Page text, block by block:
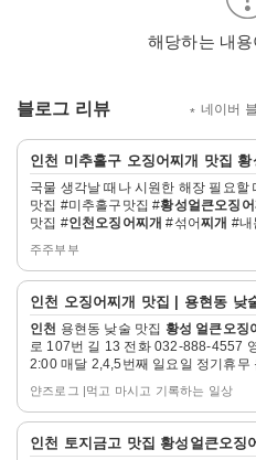
해당하는 내
블로그 리뷰 네이버
인천 미추홀구 오징어찌개 맛집 황
국물 생각날 때나 시원한 해장 필요
맛집 #미추홀구맛집 #황성얼큰오징
맛집 #인천 오징어찌개 #섞어찌개 #내
주주부부
자
인천 오징어찌개 맛집 | 용현동 낮
인천 용현동 낮술 맛집 황성 얼큰오징
로 107번 길 13 전화 032-888-4557
2:00 매달 2,4,5번째 일요일 정기휴무
얀즈로그 |먹고 마시고 기록하는 일상
자
기
인천 토지금고 맛집 황성얼큰오징
자